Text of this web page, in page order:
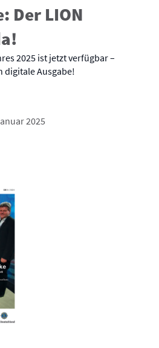
Der LION
2025 ist jetzt verfügbar –
digitale Ausgabe!
2025